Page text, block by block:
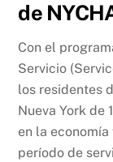
de
Con el
Servicio
los residentes
Nueva York de
en la
período de